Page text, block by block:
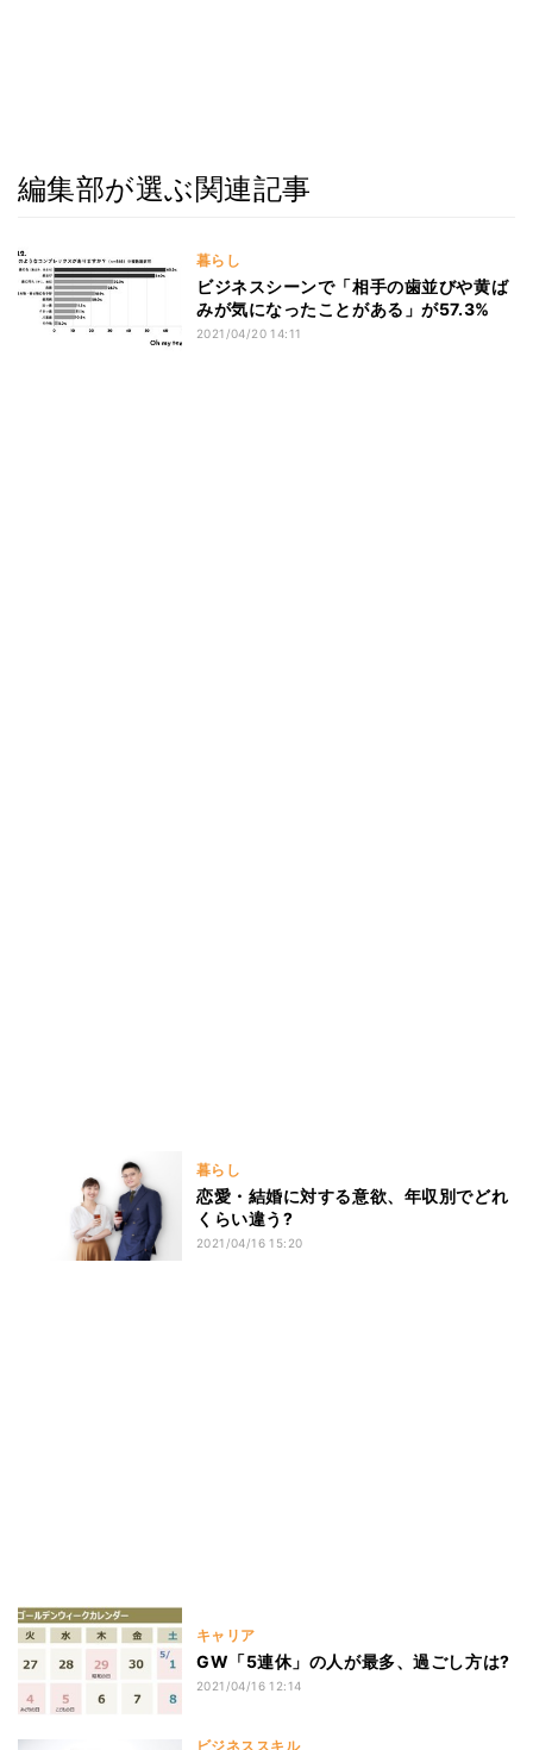
編集部が選ぶ関連記事
暮らし
ビジネスシーンで「相手の歯並びや黄ば
みが気になったことがある」が57.3%
2021/04/20 14:11
暮らし
恋愛・結婚に対する意欲、年収別でどれ
くらい違う?
2021/04/16 15:20
キャリア
GW「5連休」の人が最多、過ごし方は?
2021/04/16 12:14
ビジネススキル